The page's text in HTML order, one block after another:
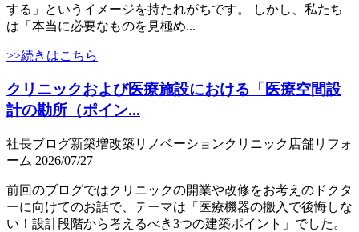
する」というイメージを持たれがちです。 しかし、私たち
は「本当に必要なものを見極め...
>>続きはこちら
クリニックおよび医療施設における「医療空間設
計の勘所（ポイン...
社長ブログ新築増改築リノベーションクリニック 店舗リフォ
ーム 2026/07/27
前回のブログではクリニックの開業や改修をお考えのドクタ
ーに向けてのお話で、テーマは「医療機器の搬入で後悔しな
い！設計段階から考えるべき3つの建築ポイント」でした。